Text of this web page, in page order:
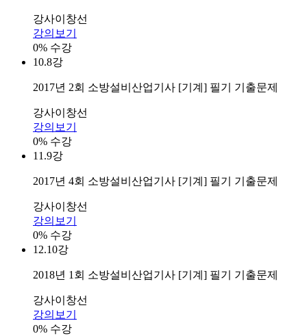
강사이창선
강의보기
0% 수강
10.8강
2017년 2회 소방설비산업기사 [기계] 필기 기출문제
강사이창선
강의보기
0% 수강
11.9강
2017년 4회 소방설비산업기사 [기계] 필기 기출문제
강사이창선
강의보기
0% 수강
12.10강
2018년 1회 소방설비산업기사 [기계] 필기 기출문제
강사이창선
강의보기
0% 수강